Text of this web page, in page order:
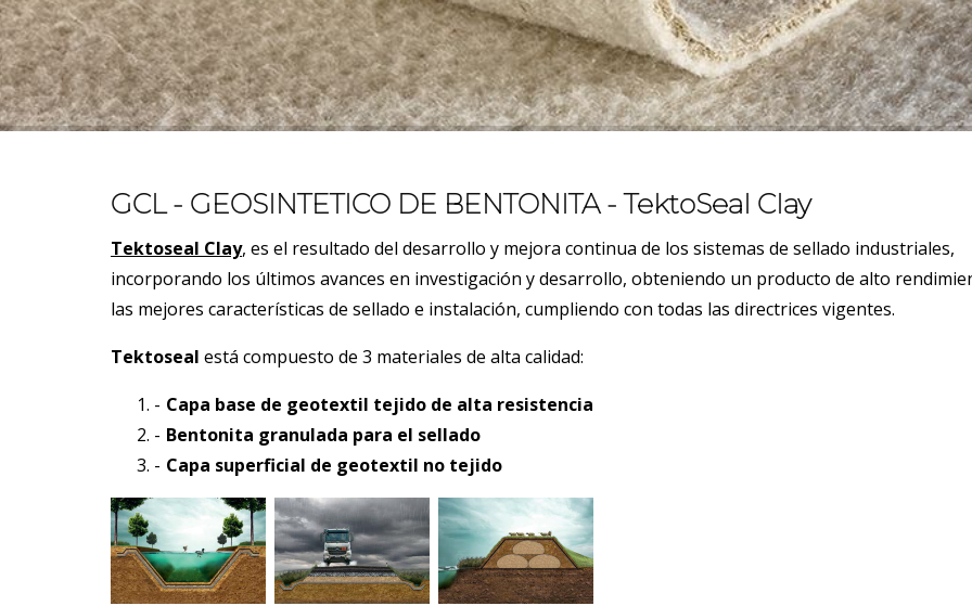
GCL - GEOSINTETICO DE BENTONITA - TektoSeal Clay
Tektoseal Clay, es el resultado del desarrollo y mejora continua de los sistemas de sellado industriales,
incorporando los últimos avances en investigación y desarrollo, obteniendo un producto de alto
las mejores características de sellado e instalación, cumpliendo con todas las directrices vigentes.
Tektoseal está compuesto de 3 materiales de alta calidad:
Capa base de geotextil tejido de alta resistencia
Bentonita granulada para el sellado
Capa superficial de geotextil no tejido